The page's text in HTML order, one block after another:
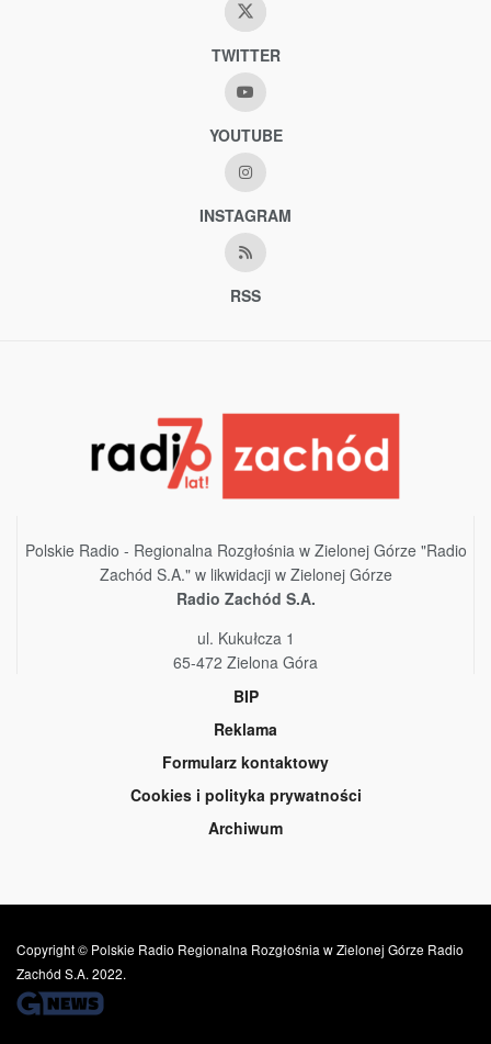
TWITTER
YOUTUBE
INSTAGRAM
RSS
Polskie Radio - Regionalna Rozgłośnia w Zielonej Górze "Radio
Zachód S.A." w likwidacji w Zielonej Górze
Radio Zachód S.A.
ul. Kukułcza 1
65-472 Zielona Góra
BIP
Reklama
Formularz kontaktowy
Cookies i polityka prywatności
Archiwum
Copyright © Polskie Radio Regionalna Rozgłośnia w Zielonej Górze Radio
Zachód S.A. 2022.